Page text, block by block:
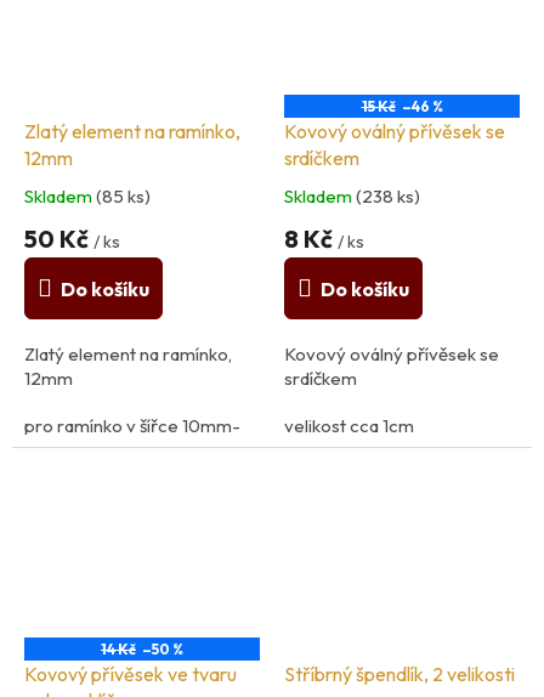
Zlatý element na ramínko,
12mm
Skladem(85 ks)
50 Kč / ks
Do košíku
Zlatý element na ramínko,
12mm
pro ramínko v šířce 10mm-
12mm
15 Kč –46 %
Kovový oválný přívěsek se
srdíčkem
Skladem(238 ks)
8 Kč / ks
Do košíku
Kovový oválný přívěsek se
srdíčkem
velikost cca 1cm
14 Kč –50 %
Kovový přívěsek ve tvaru
Stříbrný špendlík, 2 velikosti